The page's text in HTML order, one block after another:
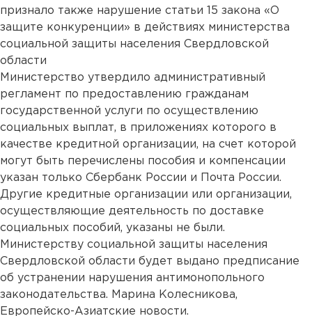
признало также нарушение статьи 15 закона «О
защите конкуренции» в действиях министерства
социальной защиты населения Свердловской
области
Министерство утвердило административный
регламент по предоставлению гражданам
государственной услуги по осуществлению
социальных выплат, в приложениях которого в
качестве кредитной организации, на счет которой
могут быть перечислены пособия и компенсации
указан только Сбербанк России и Почта России.
Другие кредитные организации или организации,
осуществляющие деятельность по доставке
социальных пособий, указаны не были.
Министерству социальной защиты населения
Свердловской области будет выдано предписание
об устранении нарушения антимонопольного
законодательства. Марина Колесникова,
Европейско-Азиатские новости.